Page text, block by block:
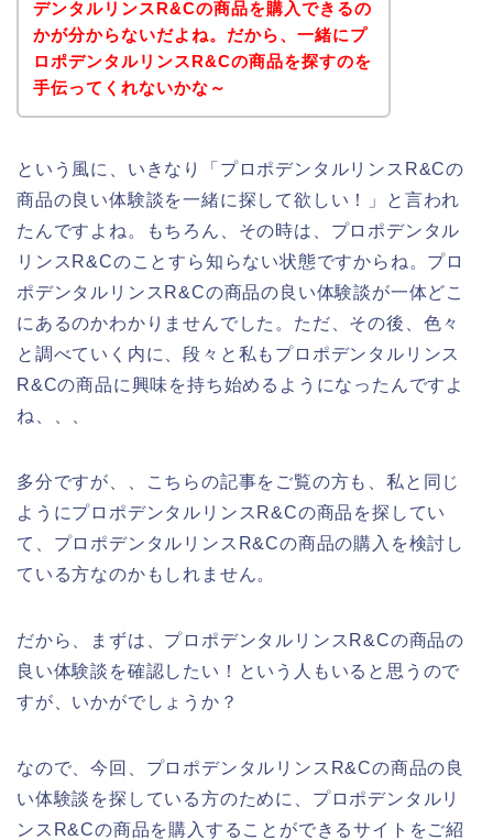
デンタルリンスR&Cの商品を購入できるの
かが分からないだよね。だから、一緒にプ
ロポデンタルリンスR&Cの商品を探すのを
手伝ってくれないかな～
という風に、いきなり「プロポデンタルリンスR&Cの
商品の良い体験談を一緒に探して欲しい！」と言われ
たんですよね。もちろん、その時は、プロポデンタル
リンスR&Cのことすら知らない状態ですからね。プロ
ポデンタルリンスR&Cの商品の良い体験談が一体どこ
にあるのかわかりませんでした。ただ、その後、色々
と調べていく内に、段々と私もプロポデンタルリンス
R&Cの商品に興味を持ち始めるようになったんですよ
ね、、、
多分ですが、、こちらの記事をご覧の方も、私と同じ
ようにプロポデンタルリンスR&Cの商品を探してい
て、プロポデンタルリンスR&Cの商品の購入を検討し
ている方なのかもしれません。
だから、まずは、プロポデンタルリンスR&Cの商品の
良い体験談を確認したい！という人もいると思うので
すが、いかがでしょうか？
なので、今回、プロポデンタルリンスR&Cの商品の良
い体験談を探している方のために、プロポデンタルリ
ンスR&Cの商品を購入することができるサイトをご紹